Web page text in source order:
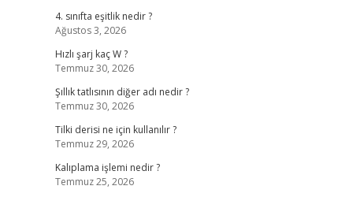
4. sınıfta eşitlik nedir ?
Ağustos 3, 2026
Hızlı şarj kaç W ?
Temmuz 30, 2026
Şıllık tatlısının diğer adı nedir ?
Temmuz 30, 2026
Tilki derisi ne için kullanılır ?
Temmuz 29, 2026
Kalıplama işlemi nedir ?
Temmuz 25, 2026